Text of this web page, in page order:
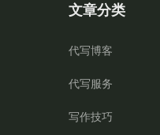
文章分类
代写博客
代写服务
写作技巧